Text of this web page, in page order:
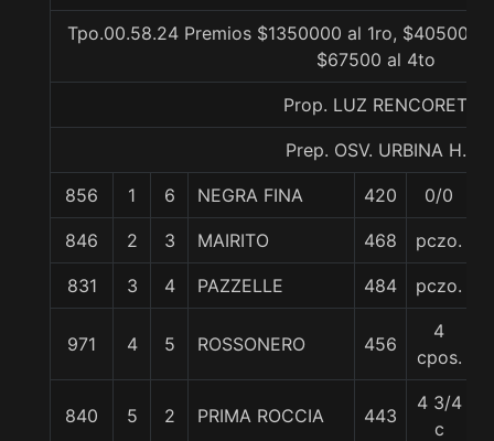
Tpo.00.58.24 Premios $1350000 al 1ro, $405000
$67500 al 4to
Prop. LUZ RENCORET
Prep. OSV. URBINA H.
856 1 6 NEGRA FINA 420 0/0
846 2 3 MAIRITO 468 pczo.
831 3 4 PAZZELLE 484 pczo.
971 4 5 ROSSONERO 456
4
cpos.
840 5 2 PRIMA ROCCIA 443
4 3/4
c